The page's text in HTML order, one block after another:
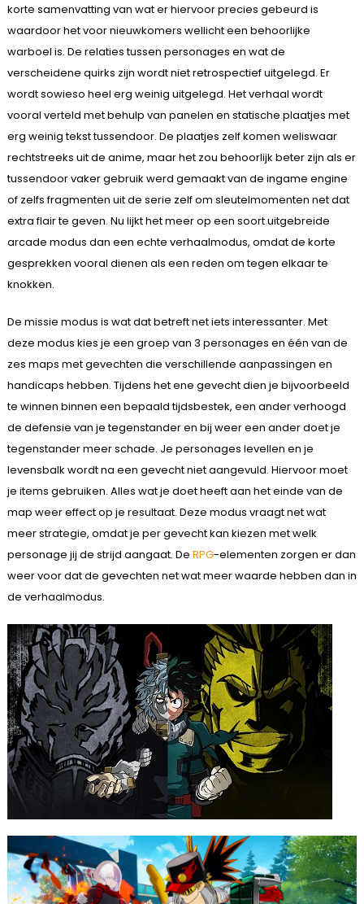
korte samenvatting van wat er hiervoor precies gebeurd is
waardoor het voor nieuwkomers wellicht een behoorlijke
warboel is. De relaties tussen personages en wat de
verscheidene quirks zijn wordt niet retrospectief uitgelegd. Er
wordt sowieso heel erg weinig uitgelegd. Het verhaal wordt
vooral verteld met behulp van panelen en statische plaatjes met
erg weinig tekst tussendoor. De plaatjes zelf komen weliswaar
rechtstreeks uit de anime, maar het zou behoorlijk beter zijn als er
tussendoor vaker gebruik werd gemaakt van de ingame engine
of zelfs fragmenten uit de serie zelf om sleutelmomenten net dat
extra flair te geven. Nu lijkt het meer op een soort uitgebreide
arcade modus dan een echte verhaalmodus, omdat de korte
gesprekken vooral dienen als een reden om tegen elkaar te
knokken.
De missie modus is wat dat betreft net iets interessanter. Met
deze modus kies je een groep van 3 personages en één van de
zes maps met gevechten die verschillende aanpassingen en
handicaps hebben. Tijdens het ene gevecht dien je bijvoorbeeld
te winnen binnen een bepaald tijdsbestek, een ander verhoogd
de defensie van je tegenstander en bij weer een ander doet je
tegenstander meer schade. Je personages levellen en je
levensbalk wordt na een gevecht niet aangevuld. Hiervoor moet
je items gebruiken. Alles wat je doet heeft aan het einde van de
map weer effect op je resultaat. Deze modus vraagt net wat
meer strategie, omdat je per gevecht kan kiezen met welk
personage jij de strijd aangaat. De RPG-elementen zorgen er dan
weer voor dat de gevechten net wat meer waarde hebben dan in
de verhaalmodus.